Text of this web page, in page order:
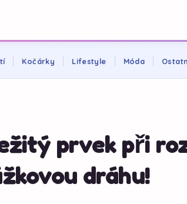
Kočárky Lifestyle Móda
prvek při
dráhu!